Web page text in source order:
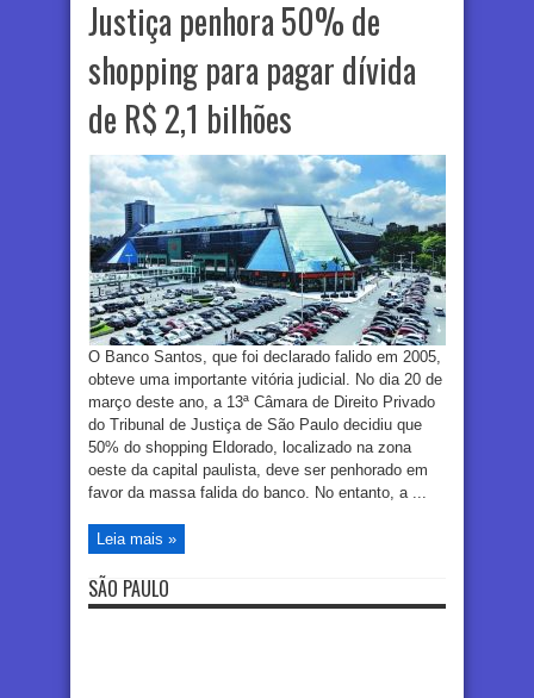
Justiça penhora 50% de
shopping para pagar dívida
de R$ 2,1 bilhões
O Banco Santos, que foi declarado falido em 2005,
obteve uma importante vitória judicial. No dia 20 de
março deste ano, a 13ª Câmara de Direito Privado
do Tribunal de Justiça de São Paulo decidiu que
50% do shopping Eldorado, localizado na zona
oeste da capital paulista, deve ser penhorado em
favor da massa falida do banco. No entanto, a ...
Leia mais »
SÃO PAULO